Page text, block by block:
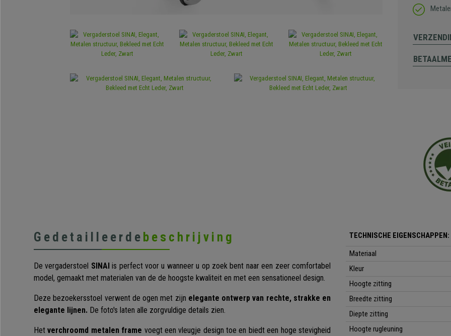
Gedetailleerde beschrijving
De vergaderstoel SINAIis perfect voor u wanneer u op zoek bent naar een zeer comfortabel
model, gemaakt met materialen van de de hoogste kwaliteit en met een sensationeel design.
Deze bezoekersstoel verwent de ogen met zijn elegante ontwerp van rechte, strakke en
elegante lijnen. De foto's laten alle zorgvuldige details zien.
Het verchroomd metalen frame voegt een vleugje design toe en biedt een hoge stevigheid
TECHNISCHE EIGENSCHAPPEN:
Materiaal
Kleur
Hoogte zitting
Breedte zitting
Diepte zitting
Hoogte rugleuning